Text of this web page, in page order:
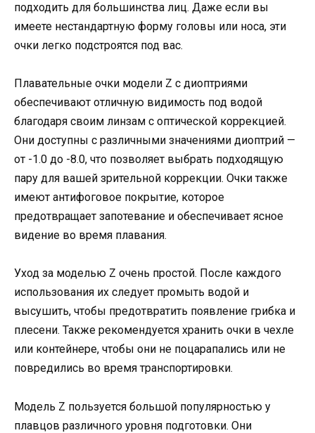
подходить для большинства лиц. Даже если вы
имеете нестандартную форму головы или носа, эти
очки легко подстроятся под вас.
Плавательные очки модели Z с диоптриями
обеспечивают отличную видимость под водой
благодаря своим линзам с оптической коррекцией.
Они доступны с различными значениями диоптрий —
от -1.0 до -8.0, что позволяет выбрать подходящую
пару для вашей зрительной коррекции. Очки также
имеют антифоговое покрытие, которое
предотвращает запотевание и обеспечивает ясное
видение во время плавания.
Уход за моделью Z очень простой. После каждого
использования их следует промыть водой и
высушить, чтобы предотвратить появление грибка и
плесени. Также рекомендуется хранить очки в чехле
или контейнере, чтобы они не поцарапались или не
повредились во время транспортировки.
Модель Z пользуется большой популярностью у
плавцов различного уровня подготовки. Они